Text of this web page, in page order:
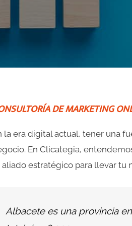
DE MARKETING
la era digital actual, tener una
En Clicategia,
aliado estratégico para llevar tu
Albacete es una provincia